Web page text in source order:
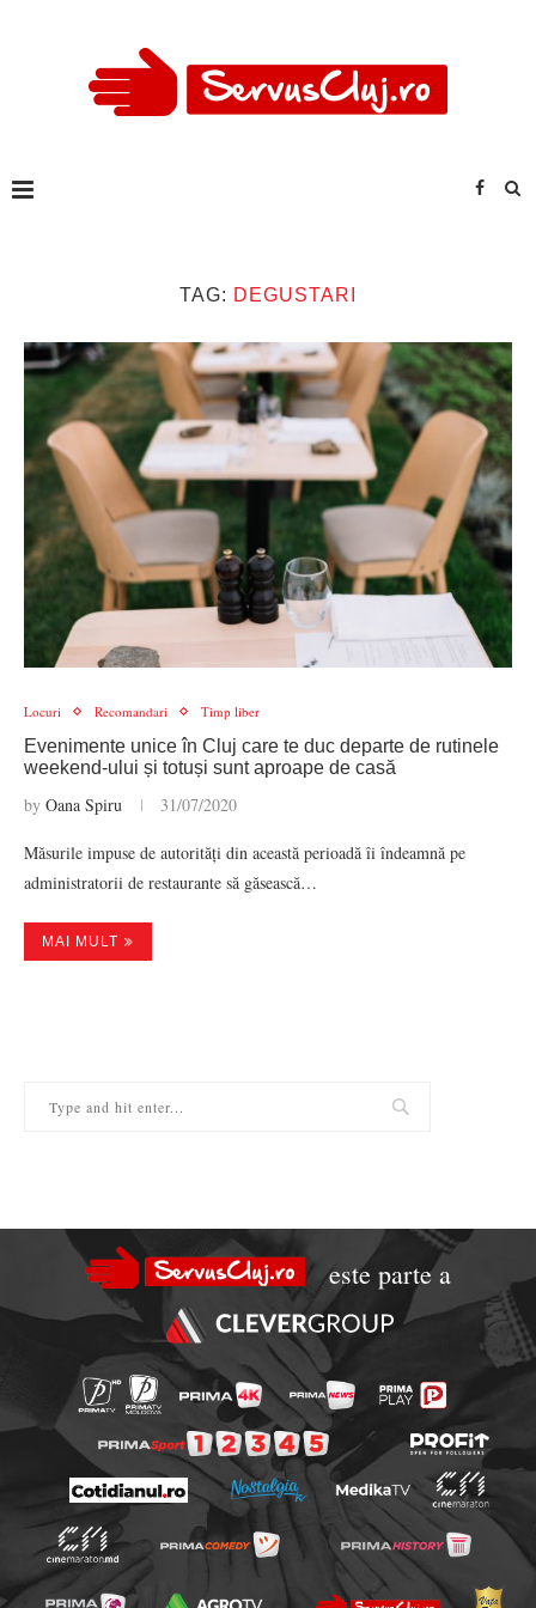
TAG: DEGUSTARI
Locuri Recomandari Timp liber
Evenimente unice în Cluj care te duc departe de rutinele
weekend-ului și totuși sunt aproape de casă
by Oana Spiru 31/07/2020
Măsurile impuse de autorități din această perioadă îi îndeamnă pe
administratorii de restaurante să găsească…
MAI MULT
este parte a